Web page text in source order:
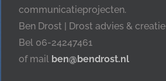
communicatieprojecten.
Ben Drost | Drost advies & creatie
Bel 06-24247461
of mail ben@bendrost.nl